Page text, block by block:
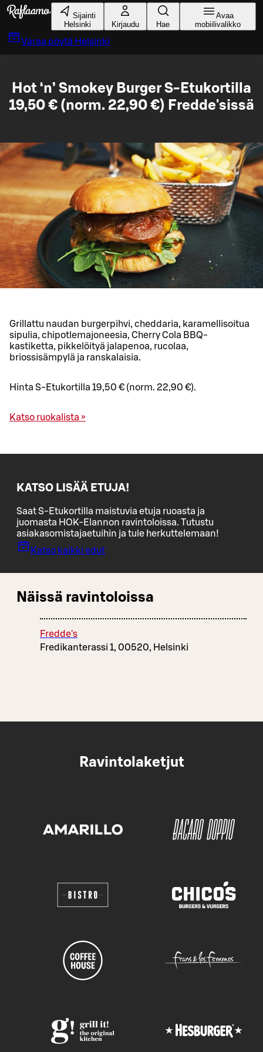
Siirry pääsisältöön
Sijainti
Helsinki
Kirjaudu Hae
Avaa
mobiilivalikko
Varaa pöytä Helsinki
Hot ‘n’ Smokey Burger S-Etukortilla
19,50 € (norm. 22,90 €) Fredde'sissä
Grillattu naudan burgerpihvi, cheddaria, karamellisoitua
sipulia, chipotlemajoneesia, Cherry Cola BBQ-
kastiketta, pikkelöityä jalapenoa, rucolaa,
briossisämpylä ja ranskalaisia.
Hinta S-Etukortilla 19,50 € (norm. 22,90 €).
Katso ruokalista »
KATSO LISÄÄ ETUJA!
Saat S-Etukortilla maistuvia etuja ruoasta ja
juomasta HOK-Elannon ravintoloissa. Tutustu
asiakasomistajaetuihin ja tule herkuttelemaan!
Katso kaikki edut
Näissä ravintoloissa
Fredde's
Fredikanterassi 1, 00520, Helsinki
Ravintolaketjut